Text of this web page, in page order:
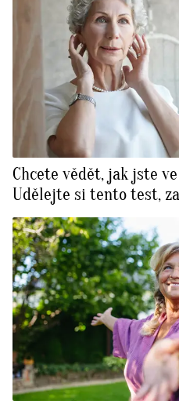
Chcete vědět, jak jste
Udělejte si tento test,